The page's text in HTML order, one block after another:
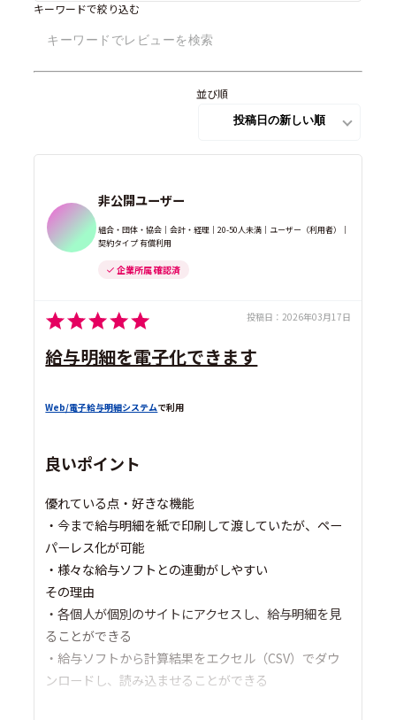
キーワードで絞り込む
並び順
非公開ユーザー
組合・団体・協会｜会計・経理｜20-50人未満｜ユーザー（利用者）｜
契約タイプ 有償利用
企業所属 確認済
投稿日： 2026年03月17日
給与明細を電子化できます
Web/電子給与明細システムで利用
良いポイント
優れている点・好きな機能
・今まで給与明細を紙で印刷して渡していたが、ペー
パーレス化が可能
・様々な給与ソフトとの連動がしやすい
その理由
・各個人が個別のサイトにアクセスし、給与明細を見
ることができる
・給与ソフトから計算結果をエクセル（CSV）でダウ
ンロードし、読み込ませることができる